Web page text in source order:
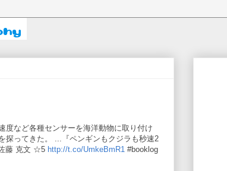
度など各種センサーを海洋動物に取り付け
探ってきた。 ...『ペンギンもクジラも秒速2
藤 克文 ☆5 http://t.co/UmkeBmR1 #booklog